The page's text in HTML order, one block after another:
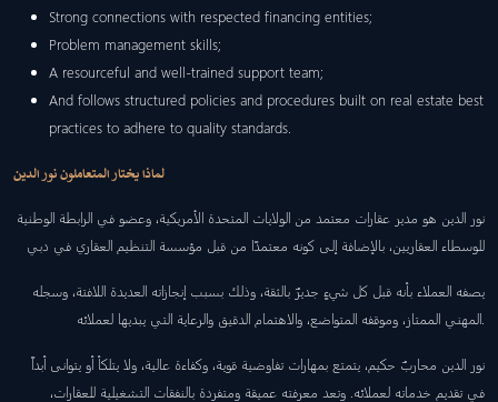
Strong connections with respected financing entities;
Problem management skills;
A resourceful and well-trained support team;
And follows structured policies and procedures built on real estate best
practices to adhere to quality standards.
لماذا يختار المتعاملون نور الدين
نور الدين هو مدير عقارات معتمد من الولايات المتحدة الأمريكية، وعضو في الرابطة الوطنية
للوسطاء العقاريين، بالإضافة إلى كونه معتمدًا من قبل مؤسسة التنظيم العقاري في دبي
يصفه العملاء بأنه قبل كل شيءٍ جديرٌ بالثقة، وذلك بسبب إنجازاته العديدة اللافتة، وسجله
المهني الممتاز، وموقفه المتواضع، والاهتمام الدقيق والرعاية التي يبديها لعملائه.
نور الدين محاربٌ حكيم، يتمتع بمهارات تفاوضية قوية، وكفاءة عالية، ولا يتلكأ أو يتوانى أبداً
في تقديم خدماته لعملائه. وتعد معرفته عميقة ومتفردة بالنفقات التشغيلية للعقارات،